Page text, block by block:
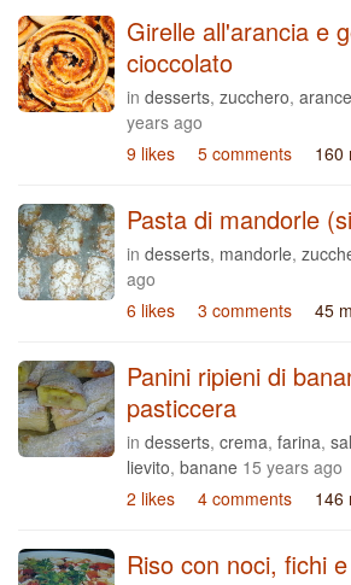
Girelle all'arancia e
cioccolato
in desserts, zucchero, arance
years ago
9 likes
5 comments 160
Pasta di mandorle
in desserts, mandorle,
ago
6 likes
3 comments 45
Panini ripieni di
pasticcera
in desserts, crema, farina,
lievito, banane 15 years ago
2 likes
4 comments 146
Riso con noci, fichi